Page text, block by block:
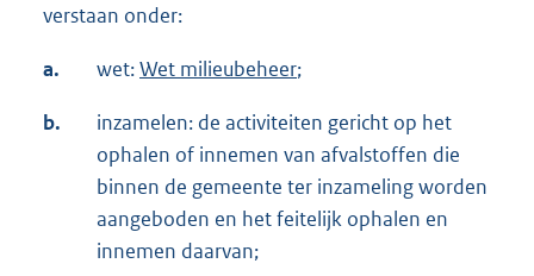
verstaan onder:
a. wet:Wet milieubeheer;
b.
inzamelen: de activiteiten gericht op het
ophalen of innemen van afvalstoffen die
binnen de gemeente ter inzameling worden
aangeboden en het feitelijk ophalen en
innemen daarvan;